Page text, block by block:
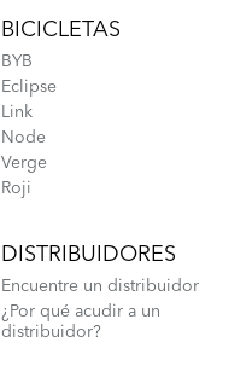
BICICLETAS
BYB
Eclipse
Link
Node
Verge
Roji
DISTRIBUIDORES
Encuentre un distribuidor
¿Por qué acudir a un
distribuidor?